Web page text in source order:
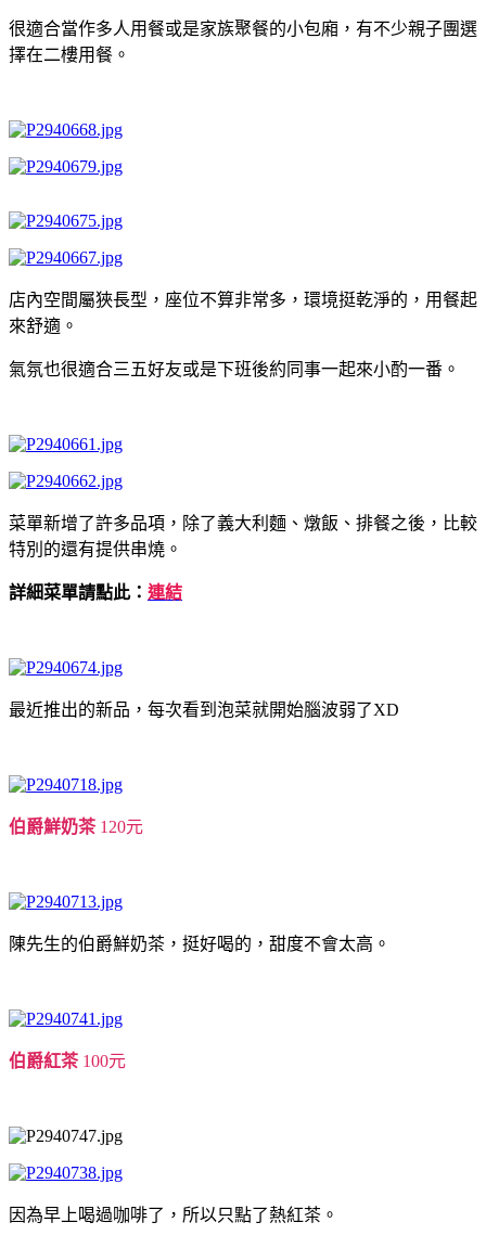
很適合當作多人用餐或是家族聚餐的小包廂，有不少親子團選
擇在二樓用餐。
店內空間屬狹長型，座位不算非常多，環境挺乾淨的，用餐起
來舒適。
氣氛也很適合三五好友或是下班後約同事一起來小酌一番。
菜單新增了許多品項，除了義大利麵、燉飯、排餐之後，比較
特別的還有提供串燒。
詳細菜單請點此： 連結
最近推出的新品，每次看到泡菜就開始腦波弱了XD
伯爵鮮奶茶120元
陳先生的伯爵鮮奶茶，挺好喝的，甜度不會太高。
伯爵紅茶100元
因為早上喝過咖啡了，所以只點了熱紅茶。